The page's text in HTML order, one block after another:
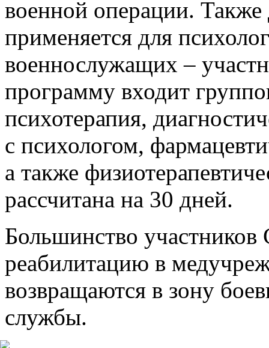
военной операции.
применяется для
военнослужащих –
программу входит
психотерапия,
с психологом,
а также
рассчитана на 30 дней.
Большинство
реабилитацию в
возвращаются в зону
службы.